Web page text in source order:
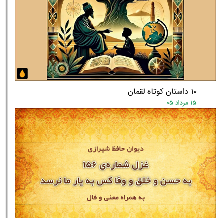
۱۰ داستان کوتاه لقمان
۱۵ مرداد ۰۵